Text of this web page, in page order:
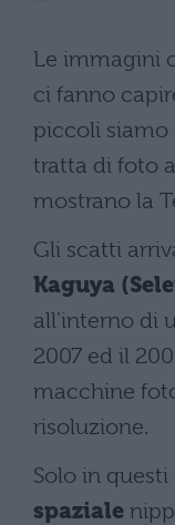
Le immagini
ci fanno
piccoli siamo
tratta di foto
mostrano la
Gli scatti
Kaguya
all'interno di
2007 ed il
macchine
risoluzione.
Solo in
spaziale